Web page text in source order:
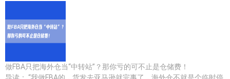
做FBA只把海外仓当“中转站”？那你亏的可不止是仓储费！